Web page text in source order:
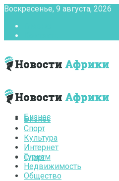
Воскресенье, 9 августа, 2026
Бизнес
Спорт
Бизнес
Спорт
Культура
Интернет
Туризм
Недвижимость
Общество